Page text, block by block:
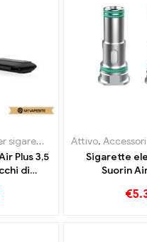
elettroniche ,
Plus 3,5
di
Attivo, Accessori per
Sigarette
Suorin
€